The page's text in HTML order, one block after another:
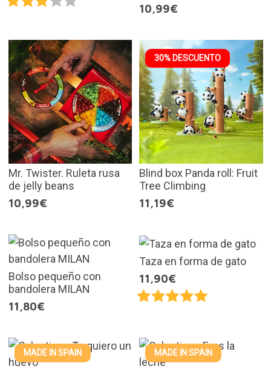
10,99€
Mr. Twister. Ruleta rusa
de jelly beans
10,99€
30% DESCUENTO
Blind box Panda roll: Fruit
Tree Climbing
11,19€
Bolso pequeño con
bandolera MILAN
11,80€
Taza en forma de gato
11,90€
MADE IN SPAIN MADE IN SPAIN